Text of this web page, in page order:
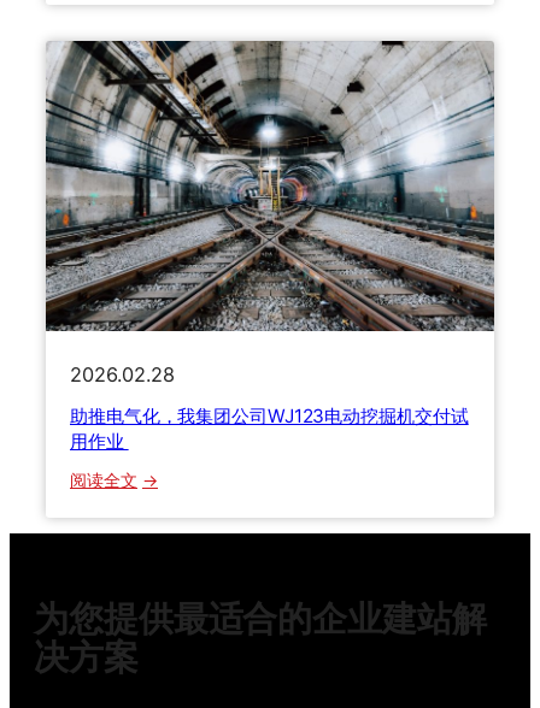
系
列
立
足
中
国
、
服
务
中
国
设
备
公
司
上
海
工
厂
第
5
0
0
0
设
备
下
线
2026.02.28
助推电气化，我集团公司WJ123电动挖掘机交付试
用作业
阅读全文 ：
推
化
我
为您提供最适合的企业建站解
决方案